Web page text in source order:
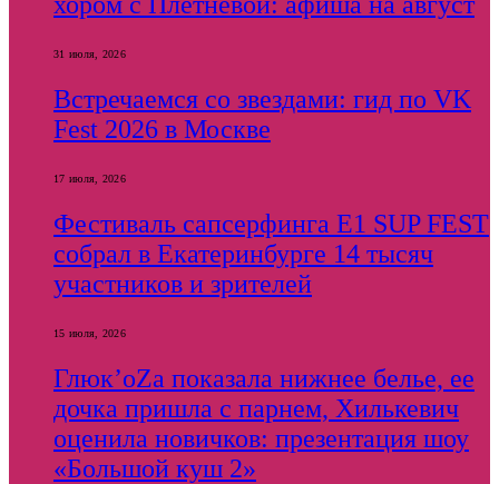
31 июля, 2026
Встречаемся со звездами: гид по VK
Fest 2026 в Москве
17 июля, 2026
Фестиваль сапсерфинга E1 SUP FEST
собрал в Екатеринбурге 14 тысяч
участников и зрителей
15 июля, 2026
Глюк’оZа показала нижнее белье, ее
дочка пришла с парнем, Хилькевич
оценила новичков: презентация шоу
«Большой куш 2»